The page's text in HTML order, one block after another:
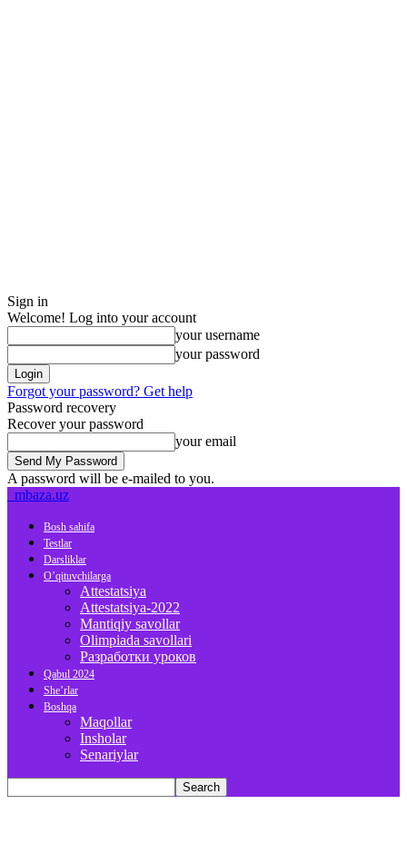
Sign in
Welcome! Log into your account
your username
your password
Forgot your password? Get help
Password recovery
Recover your password
your email
A password will be e-mailed to you.
mbaza.uz
Bosh sahifa
Testlar
Darsliklar
O’qituvchilarga
Attestatsiya
Attestatsiya-2022
Mantiqiy savollar
Olimpiada savollari
Разработки уроков
Qabul 2024
She’rlar
Boshqa
Maqollar
Insholar
Senariylar